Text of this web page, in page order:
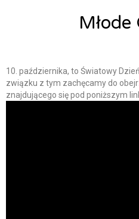
Młode
10. października, to Światowy
związku z tym zachęcamy do
znajdującego się pod poniższym